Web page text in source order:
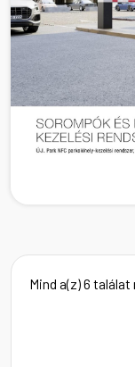
Mind a(z) 6